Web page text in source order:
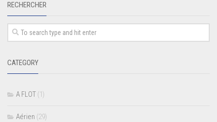
RECHERCHER
CATEGORY
A FLOT (1)
Aérien (29)